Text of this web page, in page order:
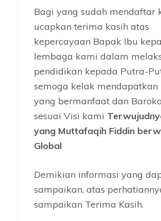
Bagi yang sudah mendaftar
ucapkan terima kasih atas
kepercayaan Bapak Ibu
lembaga kami dalam
pendidikan kepada Putra-
semoga kelak mendapatkan
yang bermanfaat dan
sesuai Visi kami
yang Muttafaqih Fiddin
Global
Demikian informasi yang
sampaikan, atas
sampaikan Terima Kasih.